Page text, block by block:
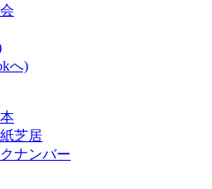
へ)
芝居
ナンバー